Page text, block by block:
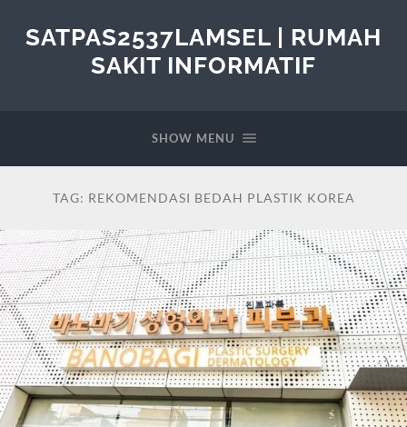
SATPAS2537LAMSEL | RUMAH
SAKIT INFORMATIF
SHOW MENU
TAG: REKOMENDASI BEDAH PLASTIK KOREA